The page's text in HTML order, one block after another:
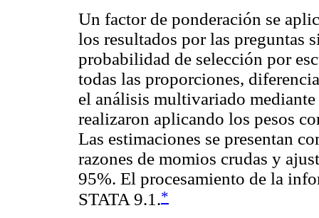
Un factor de ponderación se
los resultados por las preguntas
probabilidad de selección por
todas las proporciones,
el análisis multivariado
realizaron aplicando los pesos
Las estimaciones se presentan
razones de momios crudas y
95%. El procesamiento de la
STATA 9.1.*